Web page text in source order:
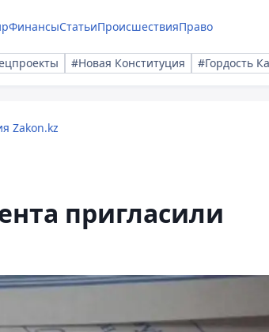
ФинансыСтатьиПроисшествияПраво
#Новая Конституция #Гордость
Zakon.kz
пригласили